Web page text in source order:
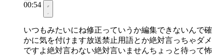
00:54
いつもみたいにね修正っていうか編集できないんで確
かに気を付けます放送禁止用語とか絶対言っちゃダメ
ですよ絶対言わない絶対言いませんちょっと待って怖